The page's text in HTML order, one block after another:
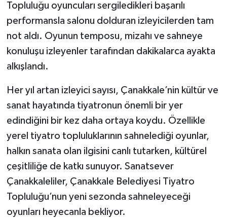
Topluluğu oyuncuları sergiledikleri başarılı
performansla salonu dolduran izleyicilerden tam
not aldı. Oyunun temposu, mizahı ve sahneye
konuluşu izleyenler tarafından dakikalarca ayakta
alkışlandı.
Her yıl artan izleyici sayısı, Çanakkale’nin kültür ve
sanat hayatında tiyatronun önemli bir yer
edindiğini bir kez daha ortaya koydu. Özellikle
yerel tiyatro topluluklarının sahnelediği oyunlar,
halkın sanata olan ilgisini canlı tutarken, kültürel
çeşitliliğe de katkı sunuyor. Sanatsever
Çanakkaleliler, Çanakkale Belediyesi Tiyatro
Topluluğu’nun yeni sezonda sahneleyeceği
oyunları heyecanla bekliyor.